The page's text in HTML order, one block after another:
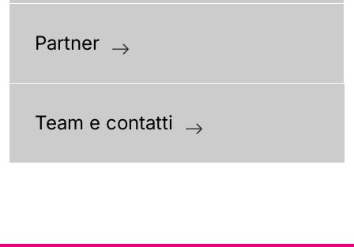
Partner
Team e contatti